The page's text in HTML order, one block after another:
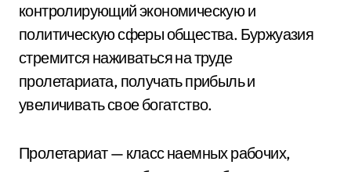
контролирующий экономическую и
политическую сферы общества. Буржуазия
стремится наживаться на труде
пролетариата, получать прибыль и
увеличивать свое богатство.
Пролетариат — класс наемных рабочих,